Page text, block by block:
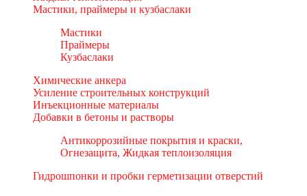
Мастики, праймеры и кузбаслаки
Мастики
Праймеры
Кузбаслаки
Химические анкера
Усиление строительных конструкций
Инъекционные материалы
Добавки в бетоны и растворы
Антикоррозийные покрытия и краски,
Огнезащита, Жидкая теплоизоляция
Гидрошпонки и пробки герметизации отверстий